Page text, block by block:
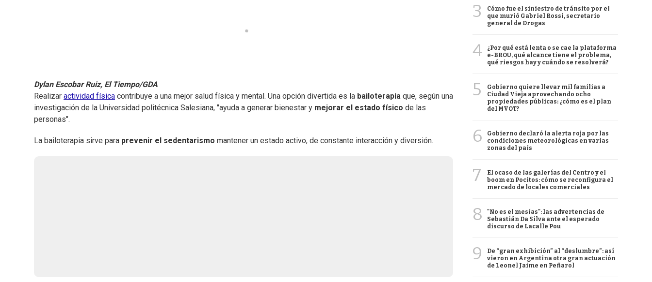
Dylan Escobar Ruiz, El Tiempo/GDA
Realizar actividad física contribuye a una mejor salud física y mental. Una opción divertida es la bailoterapia que, según una
investigación de la Universidad politécnica Salesiana, "ayuda a generar bienestar y mejorar el estado físico de las
personas".
La bailoterapia sirve para prevenir el sedentarismo mantener un estado activo, de constante interacción y diversión.
3
Cómo fue el siniestro de tránsito por el
que murió Gabriel Rossi, secretario
general de Drogas
4
¿Por qué está lenta o se cae la plataforma
e-BROU, qué alcance tiene el problema,
qué riesgos hay y cuándo se resolverá?
5
Gobierno quiere llevar mil familias a
Ciudad Vieja aprovechando ocho
propiedades públicas: ¿cómo es el plan
del MVOT?
6
Gobierno declaró la alerta roja por las
condiciones meteorológicas en varias
zonas del país
7
El ocaso de las galerías del Centro y el
boom en Pocitos: cómo se reconfigura el
mercado de locales comerciales
8
"No es el mesías": las advertencias de
Sebastián Da Silva ante el esperado
discurso de Lacalle Pou
9
De “gran exhibición” al “deslumbre”: así
vieron en Argentina otra gran actuación
de Leonel Jaime en Peñarol